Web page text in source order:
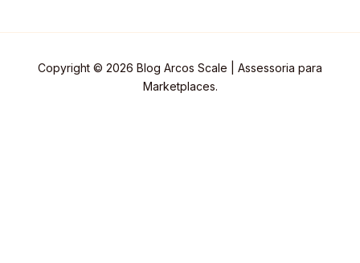
Copyright © 2026 Blog Arcos Scale | Assessoria para
Marketplaces.